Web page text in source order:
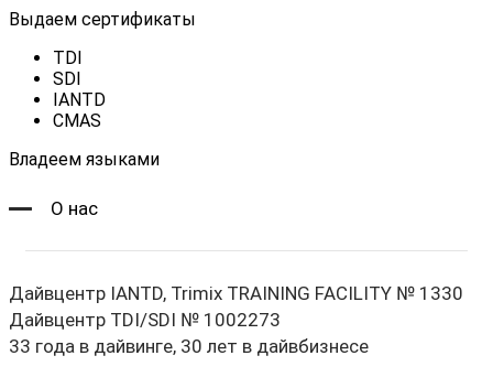
Выдаем сертификаты
TDI
SDI
IANTD
CMAS
Владеем языками
О нас
Дайвцентр IANTD, Trimix TRAINING FACILITY № 1330
Дайвцентр TDI/SDI № 1002273
33 года в дайвинге, 30 лет в дайвбизнесе